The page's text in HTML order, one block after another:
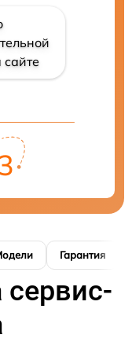
Гарантия